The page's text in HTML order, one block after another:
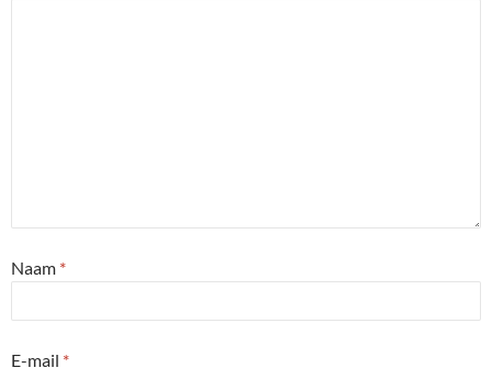
Naam *
E-mail *